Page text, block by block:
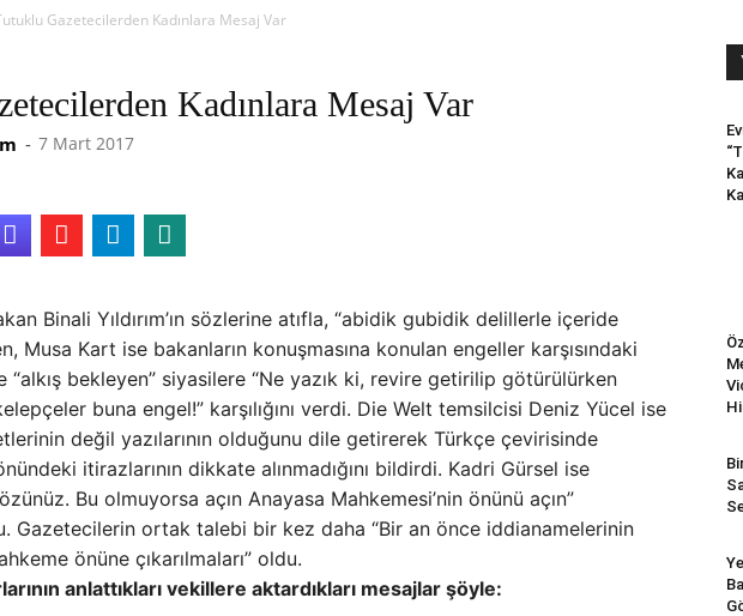
Gazetecilerden Kadınlara Mesaj Var
Kadınlara Mesaj Var
- 7 Mart 2017
Binali Yıldırım’ın sözlerine atıfla, “abidik gubidik delillerle içeride
Musa Kart ise bakanların konuşmasına konulan engeller karşısındaki
“alkış bekleyen” siyasilere “Ne yazık ki, revire getirilip götürülürken
buna engel!” karşılığını verdi. Die Welt temsilcisi Deniz Yücel ise
değil yazılarının olduğunu dile getirerek Türkçe çevirisinde
itirazlarının dikkate alınmadığını bildirdi. Kadri Gürsel ise
Bu olmuyorsa açın Anayasa Mahkemesi’nin önünü açın”
Gazetecilerin ortak talebi bir kez daha “Bir an önce iddianamelerinin
önüne çıkarılmaları” oldu.
anlattıkları vekillere aktardıkları mesajlar şöyle: